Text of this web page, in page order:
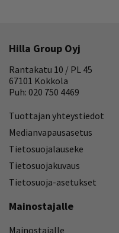
Hilla Group Oyj
Rantakatu 10 / PL 45
67101 Kokkola
Puh: 020 750 4469
Tuottajan yhteystiedot
Medianvapausasetus
Tietosuojalauseke
Tietosuojakuvaus
Tietosuoja-asetukset
Mainostajalle
Mainostajalle